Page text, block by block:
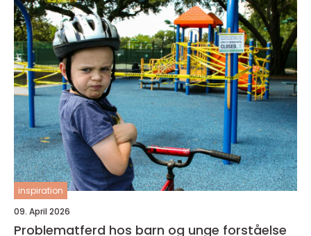
inspiration
09. April 2026
Problematferd hos barn og unge forståelse